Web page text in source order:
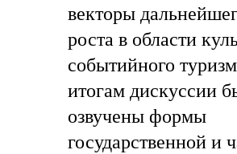
векторы
роста в области
событийного
итогам дискуссии
озвучены формы
государственной и